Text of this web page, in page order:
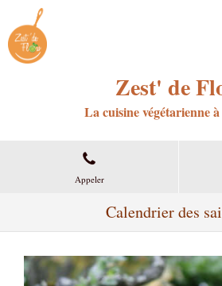
Zest' de
La cuisine végétarienne
Appeler
Calendrier des